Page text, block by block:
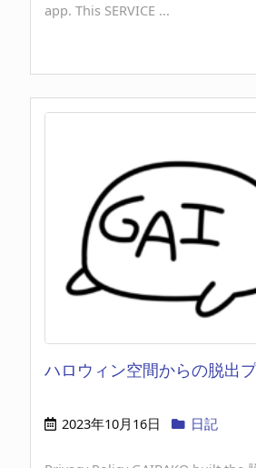
app. This SERVICE ...
ハロウィン空間からの脱出
2023年10月16日 日記